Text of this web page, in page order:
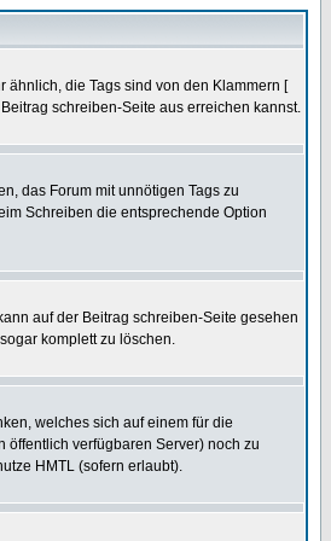
ähnlich, die Tags sind von den Klammern [
schreiben-Seite aus erreichen kannst.
das Forum mit unnötigen Tags zu
Schreiben die entsprechende Option
auf der Beitrag schreiben-Seite gesehen
komplett zu löschen.
welches sich auf einem für die
öffentlich verfügbaren Server) noch zu
HMTL (sofern erlaubt).